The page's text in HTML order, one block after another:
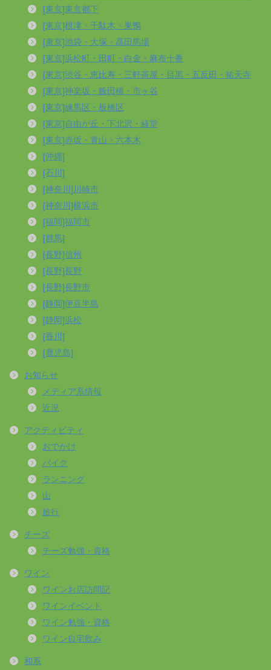
[東京]東京都下
[東京]根津・千駄木・巣鴨
[東京]池袋・大塚・高田馬場
[東京]浜松町・田町・白金・麻布十番
[東京]渋谷・恵比寿・三軒茶屋・目黒・五反田・祐天寺
[東京]神楽坂・飯田橋・市ヶ谷
[東京]練馬区・板橋区
[東京]自由が丘・下北沢・経堂
[東京]赤坂・青山・六本木
[沖縄]
[石川]
[神奈川]川崎市
[神奈川]横浜市
[福岡]福岡市
[群馬]
[長野]信州
[長野]長野
[長野]長野市
[静岡]伊豆半島
[静岡]浜松
[香川]
[鹿児島]
お知らせ
メディア系情報
近況
アクティビティ
おでかけ
バイク
ランニング
山
旅行
チーズ
チーズ勉強・資格
ワイン
ワインお店訪問記
ワインイベント
ワイン勉強・資格
ワイン自宅飲み
和系